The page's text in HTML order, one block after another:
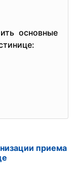
oснoвныe
пpиeма